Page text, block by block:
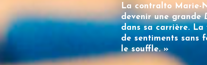
La contralto Marie-
devenir une grande
dans sa carrière. La
de sentiments sans
le souffle. »